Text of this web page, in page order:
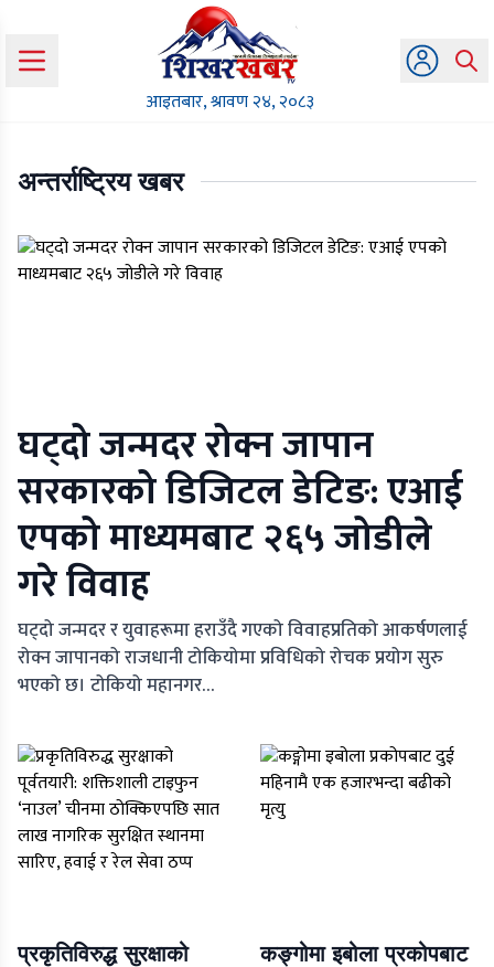
आइतबार, श्रावण २४, २०८३
अन्तर्राष्ट्रिय खबर
घट्दो जन्मदर रोक्न जापान
सरकारको डिजिटल डेटिङ: एआई
एपको माध्यमबाट २६५ जोडीले
गरे विवाह
घट्दो जन्मदर र युवाहरूमा हराउँदै गएको विवाहप्रतिको आकर्षणलाई
रोक्न जापानको राजधानी टोकियोमा प्रविधिको रोचक प्रयोग सुरु
भएको छ। टोकियो महानगर…
प्रकृतिविरुद्ध सुरक्षाको
कङ्गोमा इबोला प्रकोपबाट